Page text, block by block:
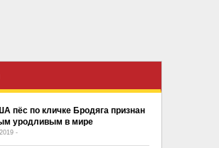
пёс по кличке Бродяга признан
уродливым в мире
-